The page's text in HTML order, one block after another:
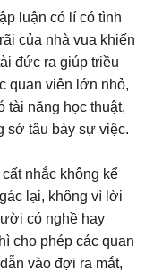
luận có lí có tình
của nhà vua khiến
đức ra giúp triều
quan viên lớn nhỏ,
tài năng học thuật,
sớ tâu bày sự việc.
nhắc không kể
lại, không vì lời
có nghề hay
cho phép các quan
vào đợi ra mắt,